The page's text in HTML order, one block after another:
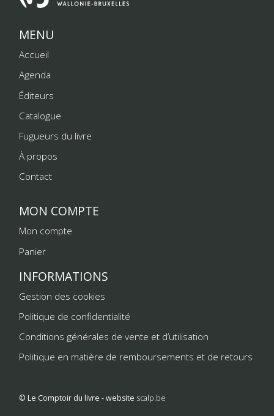
MENU
Accueil
Agenda
Éditeurs
Catalogue
Fugueurs du livre
À propos
Contact
MON COMPTE
Mon compte
Panier
INFORMATIONS
Gestion des cookies
Politique de confidentialité
Conditions générales de vente et d’utilisation
Politique en matière de remboursements et de retours
© Le Comptoir du livre - website scalp.be